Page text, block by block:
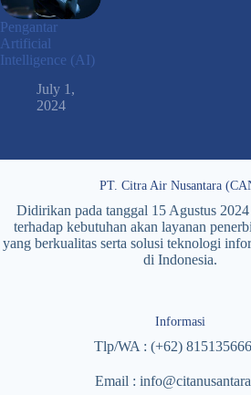
Pengantar
Artificial
Intelligence (AI)
July 1,
2024
PT. Citra Air Nusantara
Didirikan pada tanggal 15 Agustus 2024
terhadap kebutuhan akan layanan
yang berkualitas serta solusi teknologi
di Indonesia.
Informasi
Tlp/WA : (+62)
Email :